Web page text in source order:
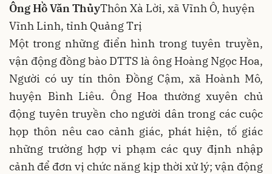
Ông Hồ Văn ThủyThôn Xà Lời, xã Vĩnh Ô, huyện
Vĩnh Linh, tỉnh Quảng Trị
Một trong những điển hình trong tuyên truyền,
vận động đồng bào DTTS là ông Hoàng Ngọc Hoa,
Người có uy tín thôn Đồng Cậm, xã Hoành Mô,
huyện Bình Liêu. Ông Hoa thường xuyên chủ
động tuyên truyền cho người dân trong các cuộc
họp thôn nêu cao cảnh giác, phát hiện, tố giác
những trường hợp vi phạm các quy định nhập
cảnh để đơn vị chức năng kịp thời xử lý; vận động